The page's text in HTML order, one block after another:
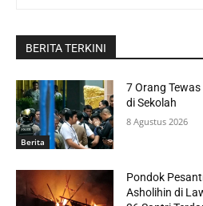
BERITA TERKINI
Berita
7 Orang
di Sekolah
8 Agustus 2026
Pondok
Asholihin di